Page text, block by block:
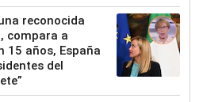
reconocida
compara a
15 años, España
del